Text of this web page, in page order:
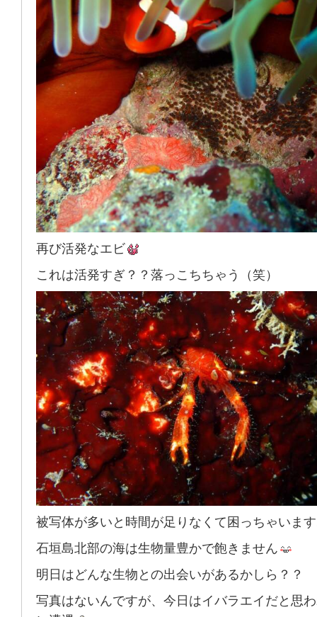
再び活発なエビ
これは活発すぎ？？落っこちちゃう（笑）
被写体が多いと時間が足りなくて困っちゃいま
石垣島北部の海は生物量豊かで飽きません
明日はどんな生物との出会いがあるかしら？？
写真はないんですが、今日はイバラエイだと思